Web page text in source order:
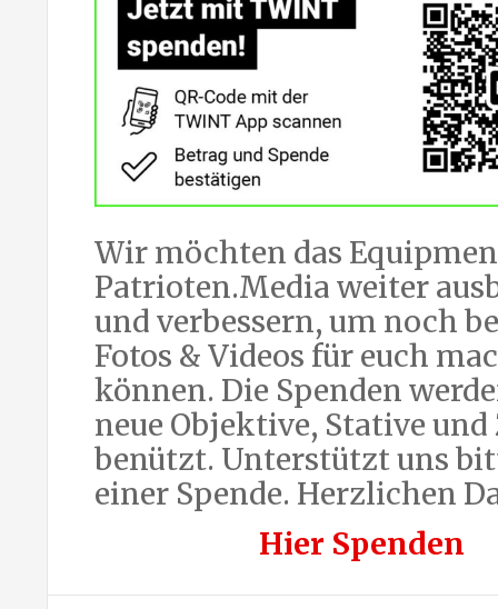
Wir möchten das
Patrioten.Media weiter
und verbessern, um noch
Fotos & Videos für euch
können. Die Spenden
neue Objektive, Stative und
benützt. Unterstützt uns
einer Spende. Herzlichen
Hier Spenden